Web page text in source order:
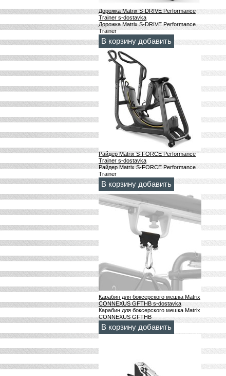
Дорожка Matrix S-DRIVE Performance
Trainer s-dostavka
Дорожка Matrix S-DRIVE Performance
Trainer
В корзину добавить
Райдер Matrix S-FORCE Performance
Trainer s-dostavka
Райдер Matrix S-FORCE Performance
Trainer
В корзину добавить
Карабин для боксерского мешка Matrix
CONNEXUS GFTHB s-dostavka
Карабин для боксерского мешка Matrix
CONNEXUS GFTHB
В корзину добавить